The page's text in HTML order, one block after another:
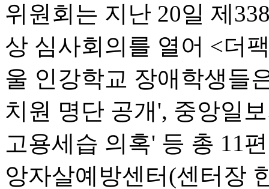
위원회는 지난 20일 제
상 심사회의를 열어 <더
울 인강학교 장애학생들
치원 명단 공개', 중앙일
고용세습 의혹' 등 총 11
앙자살예방센터(센터장